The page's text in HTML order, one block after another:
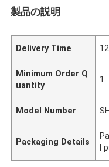
製品の説明
Delivery Time
Minimum Order Q
uantity
1
Model Number
Packaging Details
l